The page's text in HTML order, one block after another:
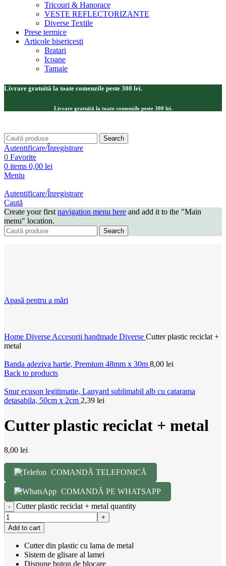
Tricouri & Hanorace
VESTE REFLECTORIZANTE
Diverse Textile
Prese termice
Articole bisericesti
Bratari
Icoane
Tamaie
Livrare gratuită la toate comenzile peste 300 lei.
Livrare gratuită la toate comenzile peste 300 lei.
Search
Autentificare/Înregistrare
0 Favorite
0 items 0,00 lei
Meniu
Autentificare/Înregistrare
Caută
Create your first navigation menu here and add it to the "Main
menu" location.
Search
Apasă pentru a mări
Home Diverse Accesorii handmade Diverse Cutter plastic reciclat +
metal
Banda adeziva hartie, Premium 48mm x 30m 8,00 lei
Back to products
Snur ecuson legitimatie, Lanyard sublimabil alb cu catarama
detasabila, 50cm x 2cm 2,39 lei
Cutter plastic reciclat + metal
8,00 lei
COMANDĂ TELEFONICĂ
COMANDĂ PE WHATSAPP
Cutter plastic reciclat + metal quantity
Add to cart
Cutter din plastic cu lama de metal
Sistem de glisare al lamei
Dispune buton de blocare